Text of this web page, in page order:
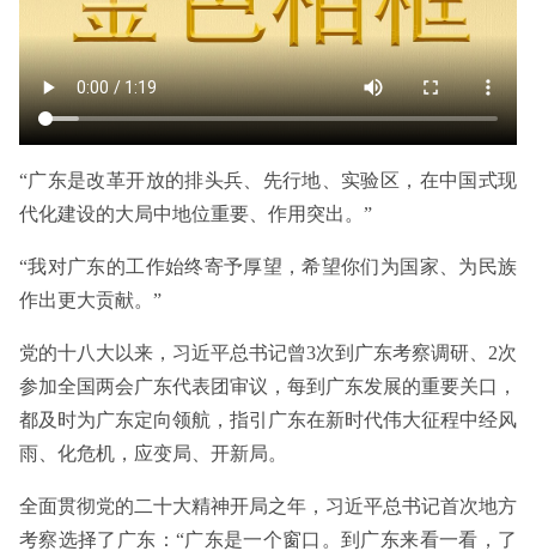
“广东是改革开放的排头兵、先行地、实验区，在中国式现
代化建设的大局中地位重要、作用突出。”
“我对广东的工作始终寄予厚望，希望你们为国家、为民族
作出更大贡献。”
党的十八大以来，习近平总书记曾3次到广东考察调研、2次
参加全国两会广东代表团审议，每到广东发展的重要关口，
都及时为广东定向领航，指引广东在新时代伟大征程中经风
雨、化危机，应变局、开新局。
全面贯彻党的二十大精神开局之年，习近平总书记首次地方
考察选择了广东：“广东是一个窗口。到广东来看一看，了